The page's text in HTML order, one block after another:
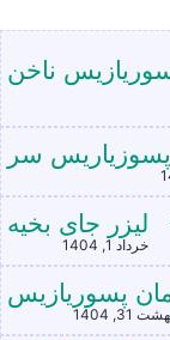
ناخن
سر
لیزر جای بخیه
خرداد 1, 1404
پسوریازیس
31, 1404